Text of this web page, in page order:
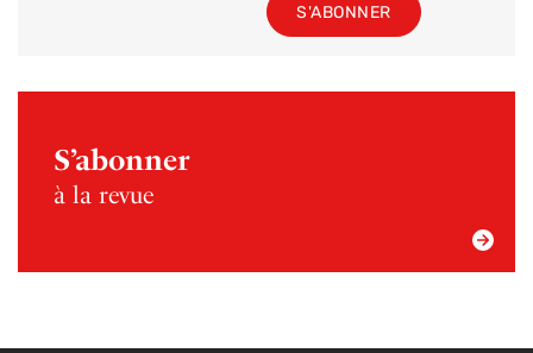
S'ABONNER
S’abonner
à la revue